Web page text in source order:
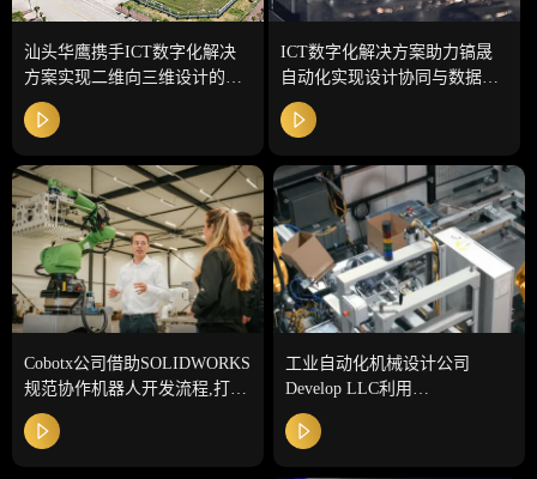
汕头华鹰携手ICT数字化解决
方案实现二维向三维设计的跨
越
ICT数字化解决方案助力镐晟
自动化实现设计协同与数据管
理
Cobotx公司借助SOLIDWORKS
规范协作机器人开发流程,打通
工程设计与生产现场
工业自动化机械设计公司
Develop LLC利用
SOLIDWORKS设计,电气和
PDM加快产品开发